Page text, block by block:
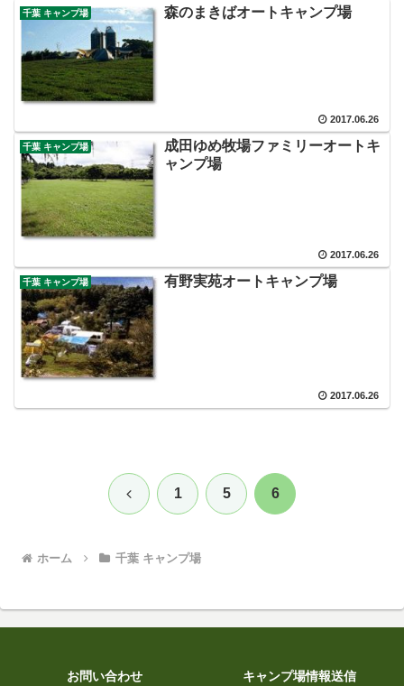
千葉 キャンプ場 森のまきばオートキャンプ場
2017.06.26
千葉 キャンプ場
成田ゆめ牧場ファミリーオートキ
ャンプ場
2017.06.26
千葉 キャンプ場 有野実苑オートキャンプ場
2017.06.26
前 1 5 6
ホーム 千葉 キャンプ場
お問い合わせ キャンプ場情報送信